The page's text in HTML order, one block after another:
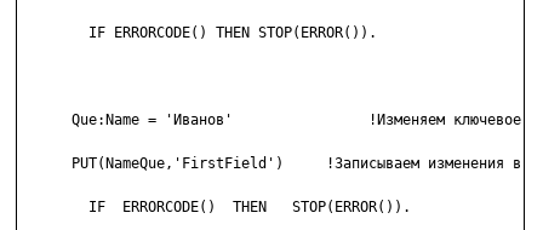
        IF ERRORCODE() THEN STOP(ERROR()).
Que:Name = 'Иванов'                !Изменяем ключевое
PUT(NameQue,'FirstField')     !Записываем изменения в
        IF  ERRORCODE()  THEN   STOP(ERROR()).